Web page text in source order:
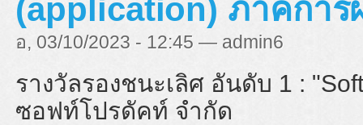
(application) ภาคการ
อ, 03/10/2023 - 12:45 — admin6
รางวัลรองชนะเลิศ อันดับ 1 : "
ซอฟท์โปรดัคท์ จำกัด